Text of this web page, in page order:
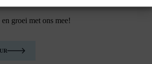
groei met ons mee!